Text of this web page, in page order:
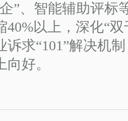
”、智能辅助评标
40%以上，深化“
诉求“101”解决机
好。